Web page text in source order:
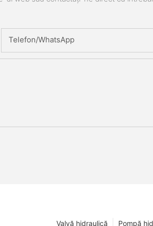
Telefon/WhatsApp
Pompă
Valvă hidraulică